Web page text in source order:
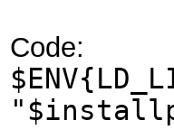
Code: